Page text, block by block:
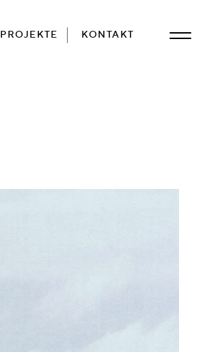
PROJEKTE KONTAKT